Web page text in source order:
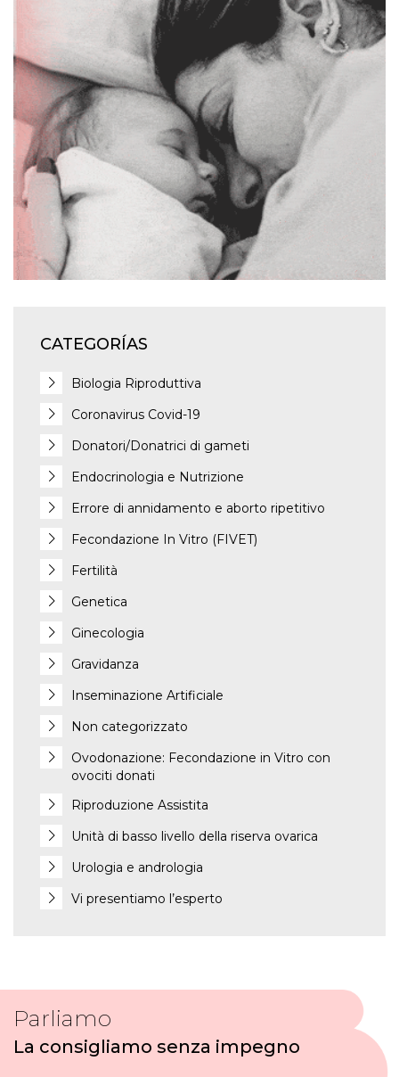
CATEGORÍAS
Biologia Riproduttiva
Coronavirus Covid-19
Donatori/Donatrici di gameti
Endocrinologia e Nutrizione
Errore di annidamento e aborto ripetitivo
Fecondazione In Vitro (FIVET)
Fertilità
Genetica
Ginecologia
Gravidanza
Inseminazione Artificiale
Non categorizzato
Ovodonazione: Fecondazione in Vitro con
ovociti donati
Riproduzione Assistita
Unità di basso livello della riserva ovarica
Urologia e andrologia
Vi presentiamo l’esperto
Parliamo
La consigliamo senza impegno